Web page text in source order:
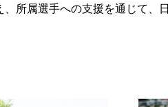
、所属選手への支援を通じて、